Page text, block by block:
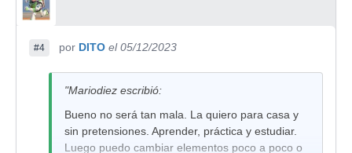
#4 por DITO el 05/12/2023
"Mariodiez escribió:
Bueno no será tan mala. La quiero para casa y
sin pretensiones. Aprender, práctica y estudiar.
Luego puedo cambiar elementos poco a poco o